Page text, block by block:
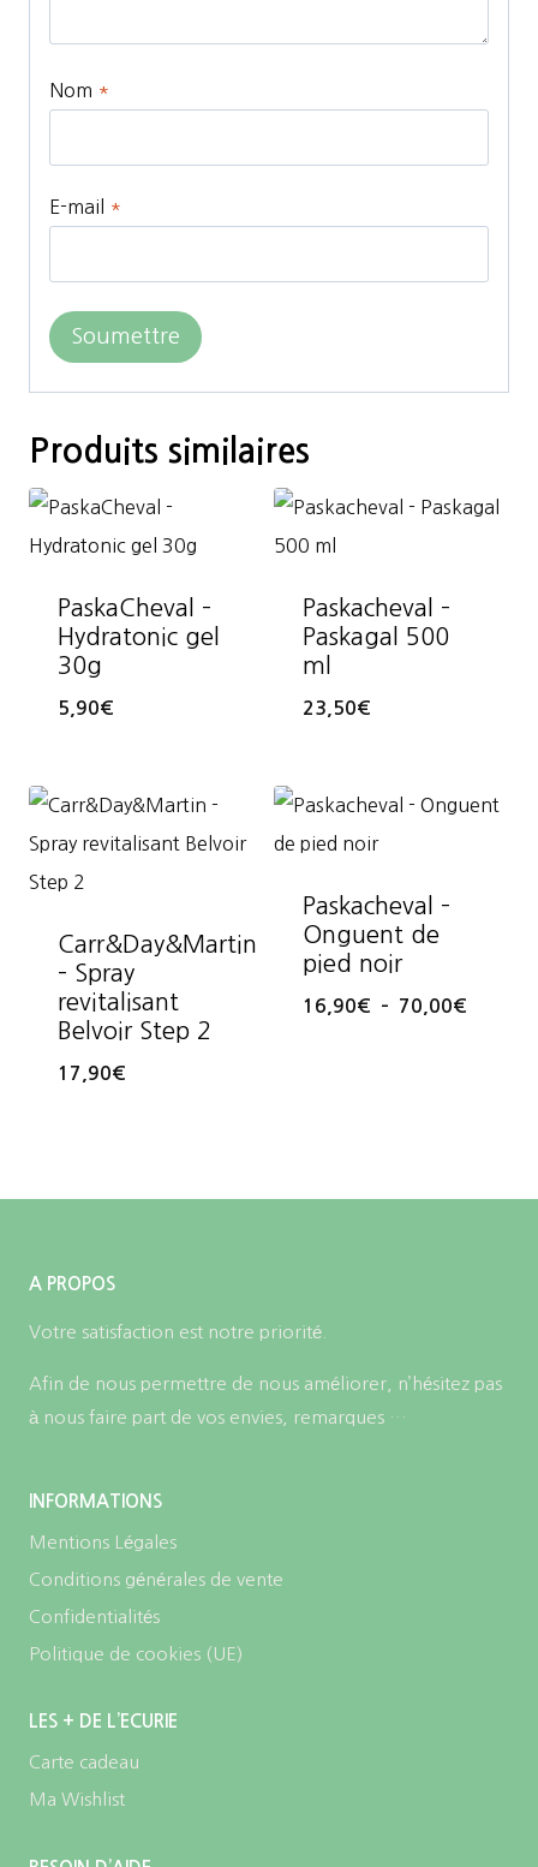
Nom *
E-mail *
Produits similaires
PaskaCheval –
Hydratonic gel
30g
5,90€
Paskacheval –
Paskagal 500
ml
23,50€
Carr&Day&Martin
– Spray
revitalisant
Belvoir Step 2
17,90€
Paskacheval –
Onguent de
pied noir
16,90€ – 70,00€
70,00€
A PROPOS
Votre satisfaction est notre priorité.
Afin de nous permettre de nous améliorer, n’hésitez pas
à nous faire part de vos envies, remarques …
INFORMATIONS
Mentions Légales
Conditions générales de vente
Confidentialités
Politique de cookies (UE)
LES + DE L’ECURIE
Carte cadeau
Ma Wishlist